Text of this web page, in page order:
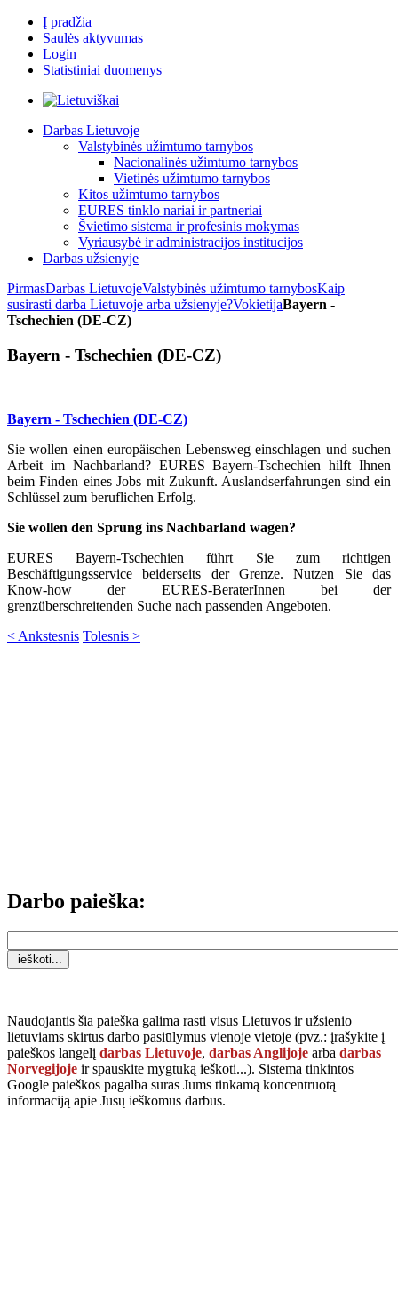
Į pradžia
Saulės aktyvumas
Login
Statistiniai duomenys
Darbas Lietuvoje
Valstybinės užimtumo tarnybos
Nacionalinės užimtumo tarnybos
Vietinės užimtumo tarnybos
Kitos užimtumo tarnybos
EURES tinklo nariai ir partneriai
Švietimo sistema ir profesinis mokymas
Vyriausybė ir administracijos institucijos
Darbas užsienyje
PirmasDarbas LietuvojeValstybinės užimtumo tarnybosKaip
susirasti darba Lietuvoje arba užsienyje?VokietijaBayern -
Tschechien (DE-CZ)
Bayern - Tschechien (DE-CZ)
Bayern - Tschechien (DE-CZ)
Sie wollen einen europäischen Lebensweg einschlagen und suchen
Arbeit im Nachbarland? EURES Bayern-Tschechien hilft Ihnen
beim Finden eines Jobs mit Zukunft. Auslandserfahrungen sind ein
Schlüssel zum beruflichen Erfolg.
Sie wollen den Sprung ins Nachbarland wagen?
EURES Bayern-Tschechien führt Sie zum richtigen
Beschäftigungsservice beiderseits der Grenze. Nutzen Sie das
Know-how der EURES-BeraterInnen bei der
grenzüberschreitenden Suche nach passenden Angeboten.
< Ankstesnis Tolesnis >
Darbo paieška:
Naudojantis šia paieška galima rasti visus Lietuvos ir užsienio
lietuviams skirtus darbo pasiūlymus vienoje vietoje (pvz.: įrašykite į
paieškos langelį darbas Lietuvoje, darbas Anglijoje arba darbas
Norvegijoje ir spauskite mygtuką ieškoti...). Sistema tinkintos
Google paieškos pagalba suras Jums tinkamą koncentruotą
informaciją apie Jūsų ieškomus darbus.